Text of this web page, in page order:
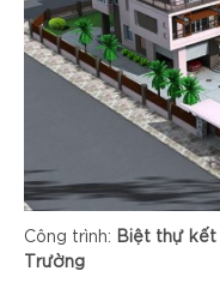
Công trình: Biệt thự kết
Trường